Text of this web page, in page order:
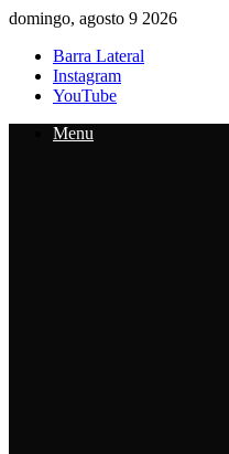
domingo, agosto 9 2026
Barra Lateral
Instagram
YouTube
Menu